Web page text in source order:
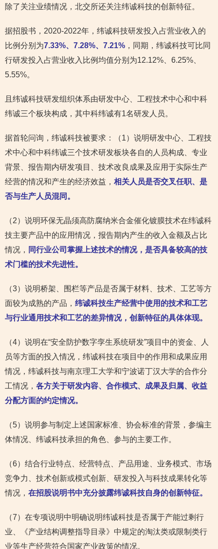
除了关注业绩情况，北交所还关注纬诚科技的创新特征。
据招股书，2020-2022年，纬诚科技研发投入占营业收入的
比例分别为7.33%、7.28%、7.21% ，同期，纬诚科技可比同
行研发投入占营业收入比例均值分别为12.12%、6.25%、
5.55%。
且纬诚科技研发组织体系由研发中心、工程技术中心和中科
纬诚三个板块构成，其中科纬诚有1名研发人员。
据首轮问询，纬诚科技被要求：（1）说明研发中心、工程技
术中心和中科纬诚三个技术研发板块各自的人员构成、专业
背景、报告期内研发项目、技术改良成果及应用于实际生产
经营的情况和产生的经济效益， 相关人员是否交叉任职、是
否与生产人员混同。
（2）说明环保无晶须高防腐纳米合金催化镀膜技术在纬诚科
技主要产品中的应用情况，报告期内产生的收入金额及占比
情况， 同行业公司掌握上述技术的情况，是否具备较高的技
术门槛的技术先进性。
（3）说明桥架、围栏等产品是否属于材料、技术、工艺等方
面较为成熟的产品， 纬诚科技生产经营中使用的技术和工艺
与行业通用技术和工艺的差异情况，创新特征的具体体现。
（4）说明在“安全防护数字孪生系统研发”项目中的资金、人
员等方面的投入情况，纬诚科技在项目中的作用和成果应用
情况，纬诚科技与南京理工大学和宁波诺丁汉大学的合作分
工情况， 各方关于研发内容、合作模式、成果及归属、收益
分配方面的约定情况。
（5）说明参与制定上述国家标准、协会标准的背景，参编主
体情况、纬诚科技承担的角色、参与的主要工作。
（6）结合行业特点、经营特点、产品用途、业务模式、市场
竞争力、技术创新或模式创新、研发投入与科技成果转化等
情况， 在招股说明书中充分披露纬诚科技自身的创新特征。
（7）在专项说明中明确说明纬诚科技是否属于产能过剩行
业、《产业结构调整指导目录》中规定的淘汰类或限制类行
业等生产经营符合国家产业政策的情况。